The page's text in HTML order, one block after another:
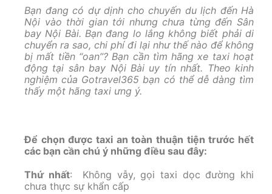
Bạn đang có dự dịnh cho chuyến du lịch đến Hà
Nội vào thời gian tới nhưng chưa từng đến Sân
bay Nội Bài. Bạn đang lo lắng không biết phải di
chuyển ra sao, chi phí đi lại như thế nào để không
bị mất tiền “oan”? Bạn cần tìm hãng xe taxi hoạt
động tại sân bay Nội Bài uy tín nhất. Theo kinh
nghiệm của Gotravel365 bạn có thể dễ dàng tìm
thấy một hãng taxi ưng ý.
Để chọn được taxi an toàn thuận tiện trước hết
các bạn cần chú ý những điều sau đây:
Thứ nhất: Không vẫy, gọi taxi dọc đường khi
chưa thực sự khẩn cấp